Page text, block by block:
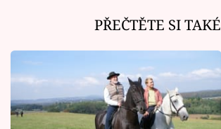
PŘEČTĚTE SI TAKÉ